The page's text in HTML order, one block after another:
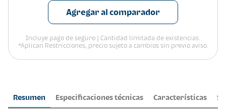
Resumen Especificaciones técnicas Características
Agregar al comparador
Incluye pago de seguro | Cantidad limitada de existencias.
*Aplican Restricciones, precio sujeto a cambios sin previo aviso.